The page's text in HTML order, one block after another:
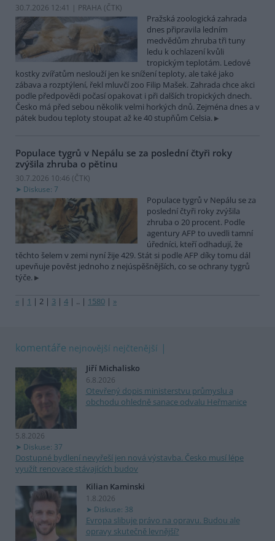
30.7.2026 12:41 | PRAHA (ČTK)
Pražská zoologická zahrada
dnes připravila ledním
medvědům zhruba tři tuny
ledu k ochlazení kvůli
tropickým teplotám. Ledové
kostky zvířatům neslouží jen ke snížení teploty, ale také jako
zábava a rozptýlení, řekl mluvčí zoo Filip Mašek. Zahrada chce akci
podle předpovědi počasí opakovat i při dalších tropických dnech.
Česko má před sebou několik velmi horkých dnů. Zejména dnes a v
pátek budou teploty stoupat až ke 40 stupňům Celsia.
Populace tygrů v Nepálu se za poslední čtyři roky
zvýšila zhruba o pětinu
30.7.2026 10:46 (ČTK)
Diskuse: 7
Populace tygrů v Nepálu se za
poslední čtyři roky zvýšila
zhruba o 20 procent. Podle
agentury AFP to uvedli tamní
úředníci, kteří odhadují, že
těchto šelem v zemi nyní žije 429. Stát si podle AFP díky tomu dál
upevňuje pověst jednoho z nejúspěšnějších, co se ochrany tygrů
týče.
« | 1 | 2 | 3 | 4 | .. | 1580 | »
komentáře nejnovější nejčtenější
Jiří Michalisko
6.8.2026
Otevřený dopis ministerstvu průmyslu a
obchodu ohledně sanace odvalu Heřmanice
5.8.2026
Diskuse: 37
Dostupné bydlení nevyřeší jen nová výstavba. Česko musí lépe
využít renovace stávajících budov
Kilian Kaminski
1.8.2026
Diskuse: 38
Evropa slibuje právo na opravu. Budou ale
opravy skutečně levnější?